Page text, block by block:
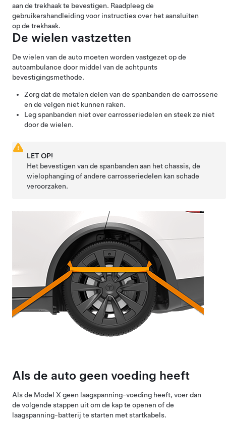
aan de trekhaak te bevestigen. Raadpleeg de
gebruikershandleiding voor instructies over het aansluiten
op de trekhaak.
De wielen vastzetten
De wielen van de auto moeten worden vastgezet op de
autoambulance door middel van de achtpunts
bevestigingsmethode.
Zorg dat de metalen delen van de spanbanden de carrosserie
en de velgen niet kunnen raken.
Leg spanbanden niet over carrosseriedelen en steek ze niet
door de wielen.
LET OP!
Het bevestigen van de spanbanden aan het chassis, de
wielophanging of andere carrosseriedelen kan schade
veroorzaken.
Als de auto geen voeding heeft
Als de Model X geen laagspanning-voeding heeft, voer dan
de volgende stappen uit om de kap te openen of de
laagspanning-batterij te starten met startkabels.